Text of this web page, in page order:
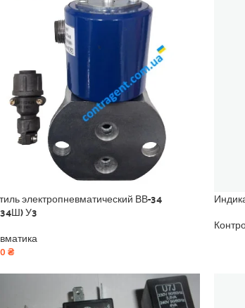
электропневматический ВВ-34
У3
₴